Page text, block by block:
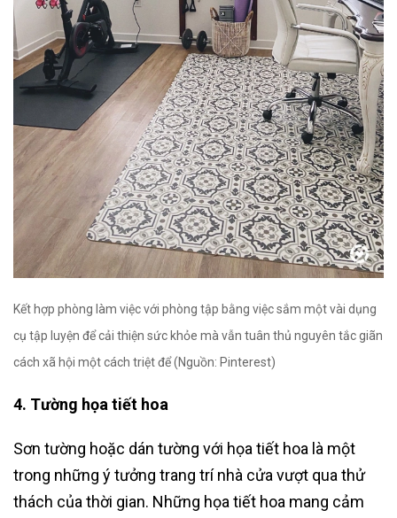
Kết hợp phòng làm việc với phòng tập bằng việc sắm một vài dụng
cụ tập luyện để cải thiện sức khỏe mà vẫn tuân thủ nguyên tắc giãn
cách xã hội một cách triệt để (Nguồn: Pinterest)
4. Tường họa tiết hoa
Sơn tường hoặc dán tường với họa tiết hoa là một
trong những ý tưởng trang trí nhà cửa vượt qua thử
thách của thời gian. Những họa tiết hoa mang cảm